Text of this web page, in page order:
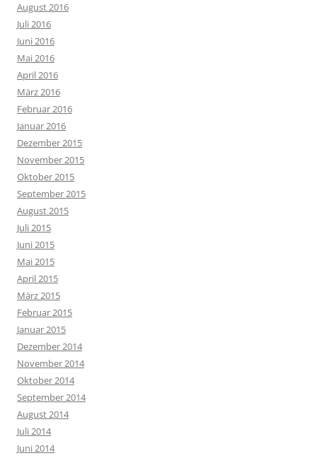
August 2016
Juli 2016
Juni 2016
Mai 2016
April 2016
März 2016
Februar 2016
Januar 2016
Dezember 2015
November 2015
Oktober 2015
September 2015
August 2015
Juli 2015
Juni 2015
Mai 2015
April 2015
März 2015
Februar 2015
Januar 2015
Dezember 2014
November 2014
Oktober 2014
September 2014
August 2014
Juli 2014
Juni 2014